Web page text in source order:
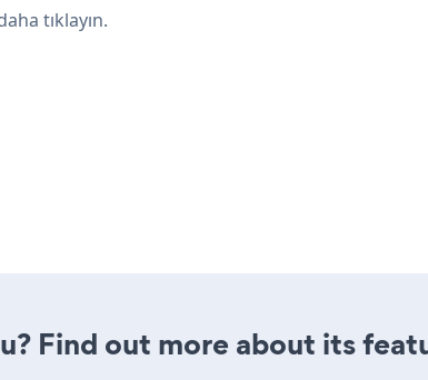
tıklayın.
Find out more about its